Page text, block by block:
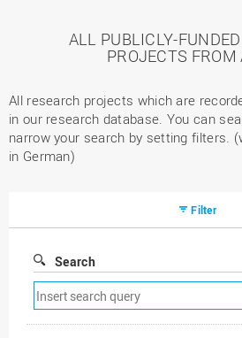
ALL PUBLICLY-
PROJECTS FROM
All research projects which are
in our research database. You can
narrow your search by setting filters.
in German)
Filter
Search
Remove
search
filter